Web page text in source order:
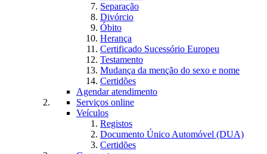
Separação
Divórcio
Óbito
Herança
Certificado Sucessório Europeu
Testamento
Mudança da menção do sexo e nome
Certidões
Agendar atendimento
Serviços online
Veículos
Registos
Documento Único Automóvel (DUA)
Certidões